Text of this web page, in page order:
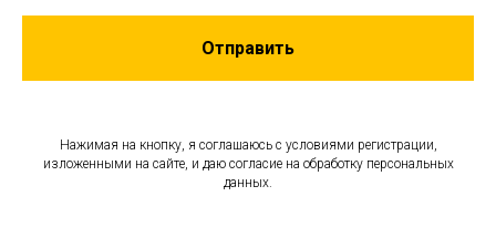
Отправить
Нажимая на кнопку, я соглашаюсь с условиями регистрации,
изложенными на сайте, и даю согласие на обработку персональных
данных.